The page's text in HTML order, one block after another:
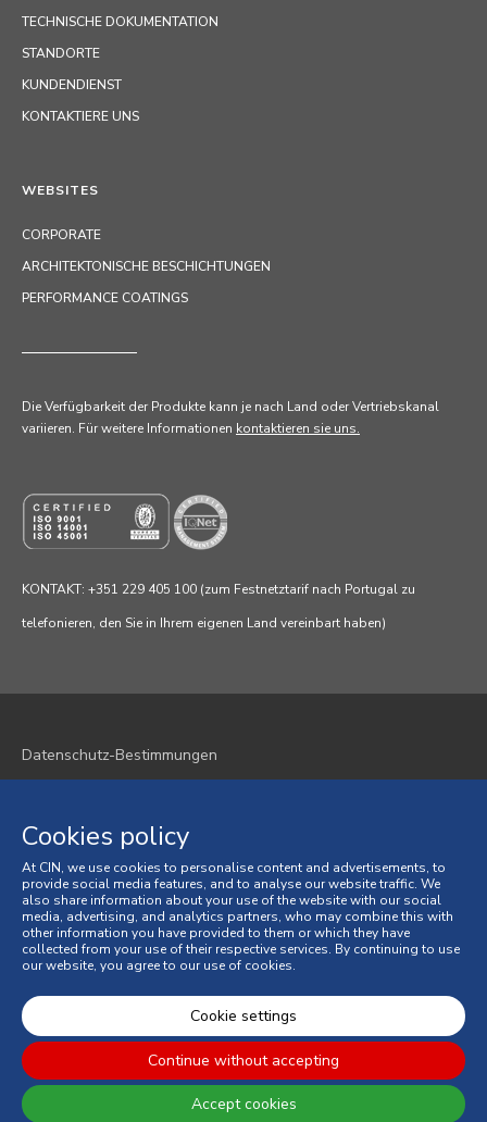
TECHNISCHE DOKUMENTATION
STANDORTE
KUNDENDIENST
KONTAKTIERE UNS
WEBSITES
CORPORATE
ARCHITEKTONISCHE BESCHICHTUNGEN
PERFORMANCE COATINGS
Die Verfügbarkeit der Produkte kann je nach Land oder Vertriebskanal
variieren. Für weitere Informationen kontaktieren sie uns.
KONTAKT: +351 229 405 100 (zum Festnetztarif nach Portugal zu
telefonieren, den Sie in Ihrem eigenen Land vereinbart haben)
Datenschutz-Bestimmungen
Geschäftsbedingungen
Allgemeine Verkaufsbedingungen
Verbraucherstreitigkeiten
Online-Beschwerdebuch
© 2026 CIN, S.A.
Cookies policy
At CIN, we use cookies to personalise content and advertisements, to
provide social media features, and to analyse our website traffic. We
also share information about your use of the website with our social
media, advertising, and analytics partners, who may combine this with
other information you have provided to them or which they have
collected from your use of their respective services. By continuing to use
our website, you agree to our use of cookies.
Cookie settings
Continue without accepting
Accept cookies